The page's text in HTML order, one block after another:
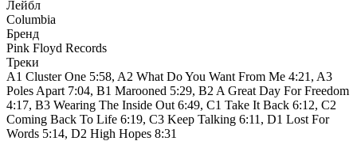
Лейбл
Columbia
Бренд
Pink Floyd Records
Треки
A1 Cluster One 5:58, A2 What Do You Want From Me 4:21, A3
Poles Apart 7:04, B1 Marooned 5:29, B2 A Great Day For Freedom
4:17, B3 Wearing The Inside Out 6:49, C1 Take It Back 6:12, C2
Coming Back To Life 6:19, C3 Keep Talking 6:11, D1 Lost For
Words 5:14, D2 High Hopes 8:31